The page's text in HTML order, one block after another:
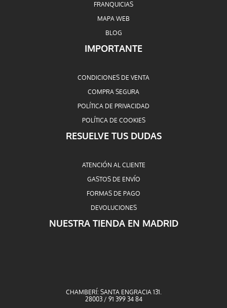
FRANQUICIAS
MAPA WEB
BLOG
IMPORTANTE
CONDICIONES DE VENTA
COMPRA SEGURA
POLÍTICA DE PRIVACIDAD
POLÍTICA DE COOKIES
RESUELVE TUS DUDAS
ATENCIÓN AL CLIENTE
GASTOS DE ENVÍO
FORMAS DE PAGO
DEVOLUCIONES
NUESTRA TIENDA EN MADRID
CHAMBERÍ: SANTA ENGRACIA 131.
28003 / 91 399 34 84